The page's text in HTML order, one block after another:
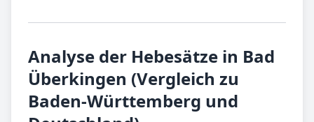
Analyse der Hebesätze in Bad
Überkingen (Vergleich zu
Baden-Württemberg und